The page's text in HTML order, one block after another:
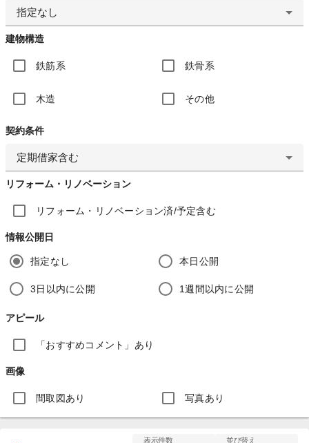
指定なし
建物構造
鉄筋系 鉄骨系
木造 その他
契約条件
定期借家含む
リフォーム・リノベーション
リフォーム・リノベーション済/予定含む
情報公開日
指定なし 本日公開
3日以内に公開 1週間以内に公開
アピール
「おすすめコメント」あり
画像
間取図あり 写真あり
表示件数 並び替え